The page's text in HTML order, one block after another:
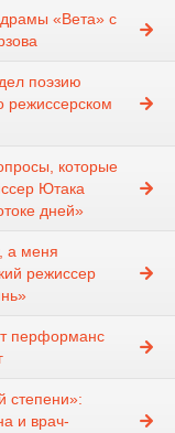
«Вета» с
поэзию
режиссерском
которые
Ютака
дней»
а меня
режиссер
перформанс
степени»:
и врач-